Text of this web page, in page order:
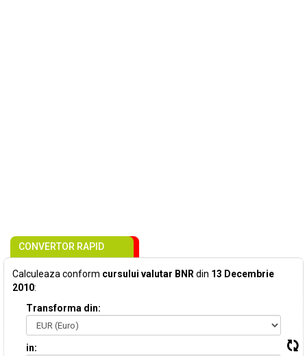
CONVERTOR RAPID
Calculeaza conform cursului valutar BNR din 13 Decembrie
2010:
Transforma din:
in: